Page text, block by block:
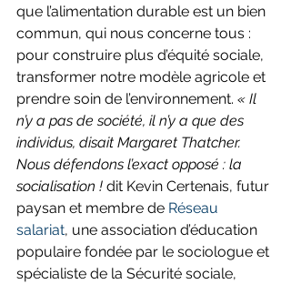
que l’alimentation durable est un bien
commun, qui nous concerne tous :
pour construire plus d’équité sociale,
transformer notre modèle agricole et
prendre soin de l’environnement. « Il
n’y a pas de société, il n’y a que des
individus, disait Margaret Thatcher.
Nous défendons l’exact opposé : la
socialisation ! dit Kevin Certenais, futur
paysan et membre de Réseau
salariat, une association d’éducation
populaire fondée par le sociologue et
spécialiste de la Sécurité sociale,